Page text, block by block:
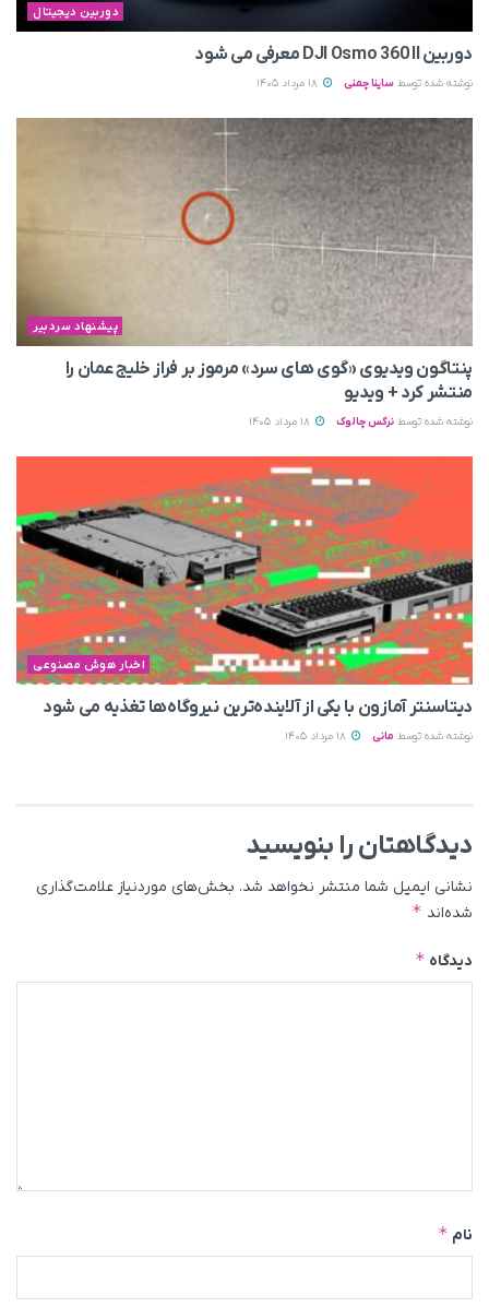
دوربین دیجیتال
دوربین DJI Osmo 360 II معرفی می‌ شود
نوشته شده توسط ساینا چمنی
پیشنهاد سردبیر
پنتاگون ویدیوی «گوی های سرد» مرموز بر فراز خلیج عمان را
منتشر کرد + ویدیو
نوشته شده توسط نرگس چالوک
اخبار هوش مصنوعی
دیتاسنتر آمازون با یکی از آلاینده‌ترین نیروگاه‌ها تغذیه می‌ شود
نوشته شده توسط مانی
دیدگاهتان را بنویسید
نشانی ایمیل شما منتشر نخواهد شد. بخش‌های موردنیاز علامت‌گذاری
شده‌اند *
دیدگاه *
نام *